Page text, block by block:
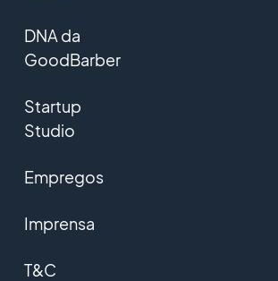
DNA da
GoodBarber
Startup
Studio
Empregos
Imprensa
T&C